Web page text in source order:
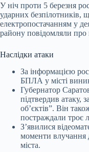
У ніч проти 5 березня
ударних безпілотників,
електропостачанням у
району повідомляли про
Наслідки атаки
За інформацією
БПЛА у місті
Губернатор
підтвердив атаку,
об’єктів”. Він
постраждали троє
З’явилися
моменти влучання
міста.